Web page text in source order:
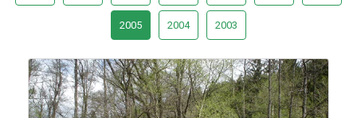
2005 2004 2003